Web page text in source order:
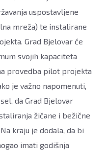
uspostavljene
mreža) te instalirane
Grad Bjelovar će
svojih kapaciteta
provedba pilot projekta
je važno napomenuti,
da Grad Bjelovar
žičane i bežične
kraju je dodala, da bi
imati godišnja